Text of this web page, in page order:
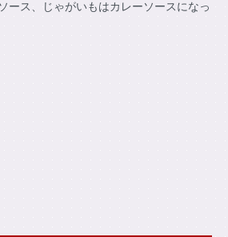
ース、じゃがいもはカレーソースになっ